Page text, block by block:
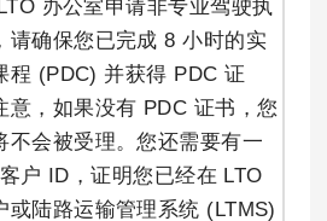
办公室申请非专业驾驶执
请确保您已完成 8 小时的实
程 (PDC) 并获得 PDC 证
意，如果没有 PDC 证书，您
不会被受理。您还需要有一
户 ID，证明您已经在 LTO
或陆路运输管理系统 (LTMS)